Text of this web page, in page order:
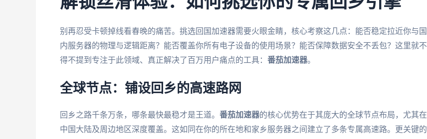
别再忍受卡顿掉线看春晚的痛苦。挑选回国加速器需要火眼金睛，核心考察这几点：能否稳定拉近你与国
内服务器的物理与逻辑距离？能否覆盖你所有电子设备的使用场景？能否保障数据安全不丢包？这里就不
得不提到专注于此领域、真正解决了百万用户痛点的工具： 番茄加速器。
全球节点：铺设回乡的高速路网
回乡之路千条万条，哪条最快最稳才是王道。 番茄加速器的核心优势在于其庞大的全球节点布局，尤其在
中国大陆及周边地区深度覆盖。这如同在你的所在地和家乡服务器之间建立了多条专属高速路。更关键的